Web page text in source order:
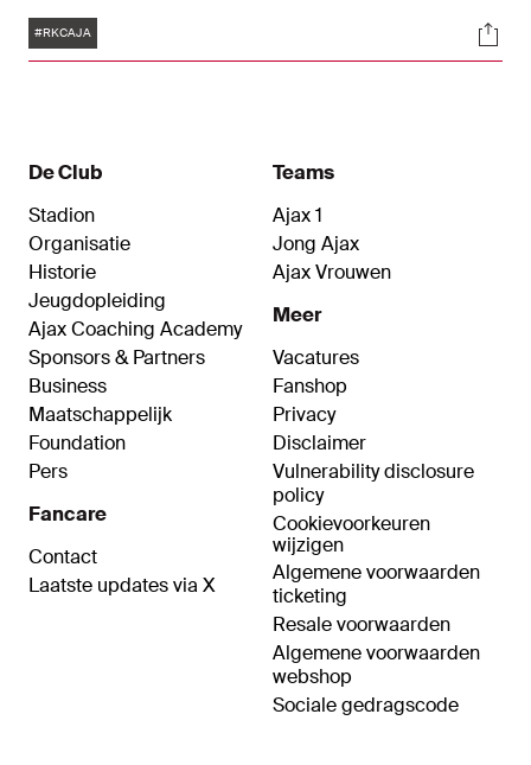
Brobbey het team op sleeptouw. Het tweetal
stelde zodoende de overwinning veilig in
Tags
#RKCAJA
De Club
Stadion
Organisatie
Historie
Jeugdopleiding
Ajax Coaching Academy
Sponsors & Partners
Business
Maatschappelijk
Foundation
Pers
Fancare
Contact
Laatste updates via X
Teams
Ajax 1
Jong Ajax
Ajax Vrouwen
Meer
Vacatures
Fanshop
Privacy
Disclaimer
Vulnerability disclosure
policy
Cookievoorkeuren
wijzigen
Algemene voorwaarden
ticketing
Resale voorwaarden
Algemene voorwaarden
webshop
Sociale gedragscode